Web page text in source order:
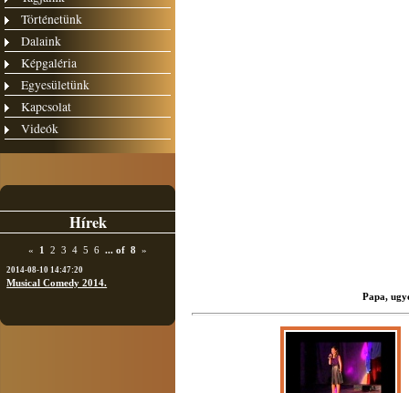
Történetünk
Dalaink
Képgaléria
Egyesületünk
Kapcsolat
Videók
Hírek
« 1 2 3 4 5 6 ... of 8 »
2014-08-10 14:47:20
Musical Comedy 2014.
Papa,